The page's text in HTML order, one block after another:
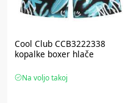
Cool Club CCB3222338
kopalke boxer hlače
Na voljo takoj